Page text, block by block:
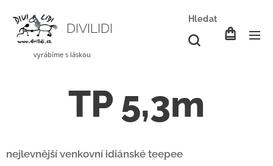
DIVILIDI
vyrábíme s láskou
Hledat
TP 5,3m
nejlevnější venkovní idiánské teepee